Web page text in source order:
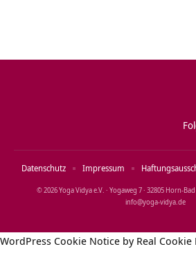
© 2026 Yoga Vidya e.V. · Yogaweg 7 · 32805
info@yoga‑vidya.de
Datenschutz Impressum
WordPress Cookie Notice by Real Cookie